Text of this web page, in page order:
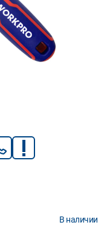
В наличии